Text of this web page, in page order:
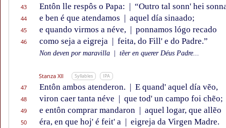
43 Entôn lle respôs o Papa: | “Outro tal sonn' hei
44 e ben é que atendamos | aquel día sinaado;
45 e quando virmos a néve, | ponnamos lógo recado
46 como seja a eigreja | feita, do Fill' e do Padre.”
Non deven por maravilla tẽer en querer Déus Padre...
Stanza XII Syllables IPA
47 Entôn ambos atenderon. | E quand' aquel día vẽo,
48 viron caer tanta néve | que tod' un campo foi chẽo;
49 e entôn comprar mandaron | aquel logar, que allẽo
50 éra, en que hoj' é feit' a | eigreja da Virgen Madre.